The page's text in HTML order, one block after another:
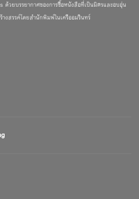
ด้วยบรรยากาศของการซื้อหนังสือที่เป็นมิตรและอบอุ่น
งสรรค์โดยสำนักพิมพ์ในเครืออมรินทร์